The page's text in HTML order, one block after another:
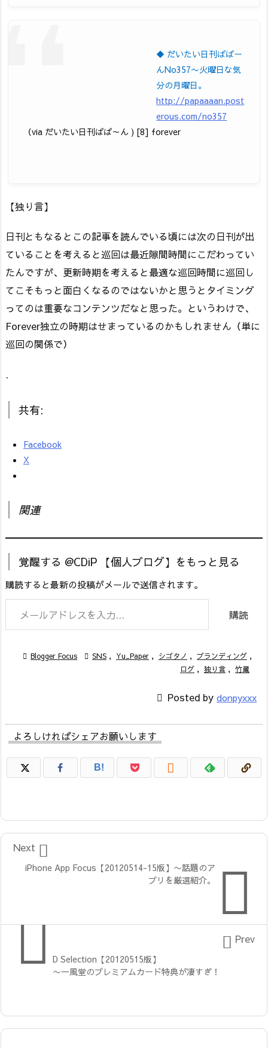
◆ だいたい日刊ぱぱー
んNo357〜火曜日な気
分の月曜日。
http://papaaaan.post
erous.com/no357
（via だいたい日刊ぱぱ～ん ) [8] forever
【独り言】
日刊ともなるとこの記事を読んでいる頃には次の日刊が出
ていることを考えると巡回は最近隙間時間にこだわってい
たんですが、更新時期を考えると最適な巡回時間に巡回し
てこそもっと面白くなるのではないかと思うとタイミング
ってのは重要なコンテンツだなと思った。というわけで、
Forever独立の時期はせまっているのかもしれません（単に
巡回の関係で）
.
共有:
Facebook
X
関連
覚醒する @CDiP 【個人ブログ】をもっと見る
購読すると最新の投稿がメールで送信されます。
メールアドレスを入力...
購読
 Blogger Focus  SNS , Yu_Paper , シゴタノ , ブランディング ,
ログ , 独り言 , 竹蔵
 Posted by donpyxxx
よろしければシェアお願いします
B! 

iPhone App Focus【20120514-15版】〜話題のア
プリを厳選紹介。

Next
D Selection【20120515版】
〜一風堂のプレミアムカード特典が凄すぎ！
 Prev